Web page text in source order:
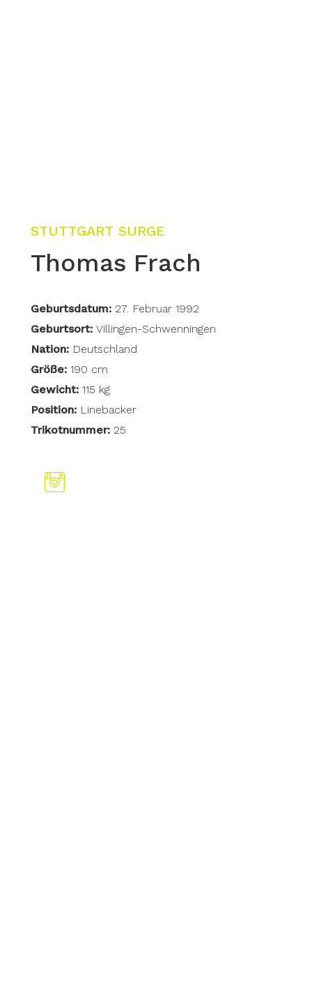
STUTTGART SURGE
Thomas Frach
Geburtsdatum: 27. Februar 1992
Geburtsort: Villingen-Schwenningen
Nation:Deutschland
Größe:190 cm
Gewicht:115 kg
Position:Linebacker
Trikotnummer: 25